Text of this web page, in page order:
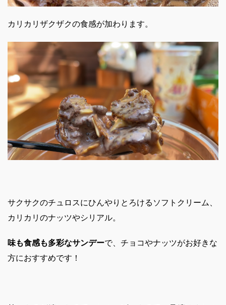
カリカリザクザクの食感が加わります。
サクサクのチュロスにひんやりとろけるソフトクリーム、
カリカリのナッツやシリアル。
味も食感も多彩なサンデーで、 チョコやナッツがお好きな
方におすすめです！